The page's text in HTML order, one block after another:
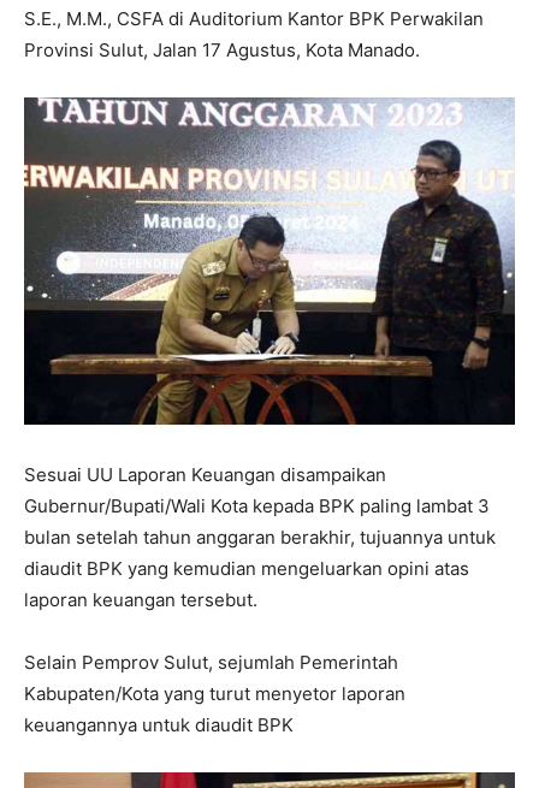
S.E., M.M., CSFA di Auditorium Kantor BPK Perwakilan
Provinsi Sulut, Jalan 17 Agustus, Kota Manado.
Sesuai UU Laporan Keuangan disampaikan
Gubernur/Bupati/Wali Kota kepada BPK paling lambat 3
bulan setelah tahun anggaran berakhir, tujuannya untuk
diaudit BPK yang kemudian mengeluarkan opini atas
laporan keuangan tersebut.
Selain Pemprov Sulut, sejumlah Pemerintah
Kabupaten/Kota yang turut menyetor laporan
keuangannya untuk diaudit BPK